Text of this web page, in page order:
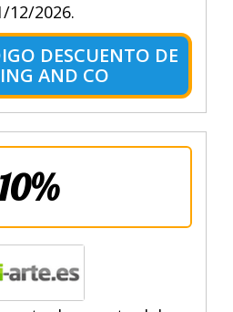
12/2026.
DESCUENTO DE
AND CO
10%